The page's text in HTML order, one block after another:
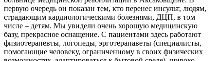
первую очередь он показан тем, кто перенес инсульт, людям,
страдающим кардиологическими болезнями, ДЦП, в том
числе – детям. Мы увидели очень хорошую медицинскую
базу, прекрасное оснащение. С пациентами здесь работают
физиотерапевты, логопеды, эрготерапаветы (специалисты,
помогающие человеку, ограниченному в своих физических